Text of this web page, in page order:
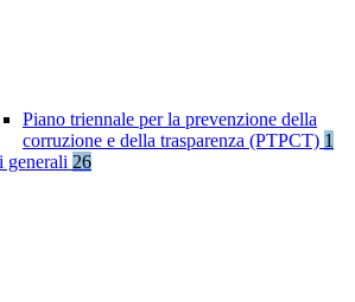
Piano triennale per la prevenzione della
corruzione e della trasparenza (PTPCT) 1
generali 26